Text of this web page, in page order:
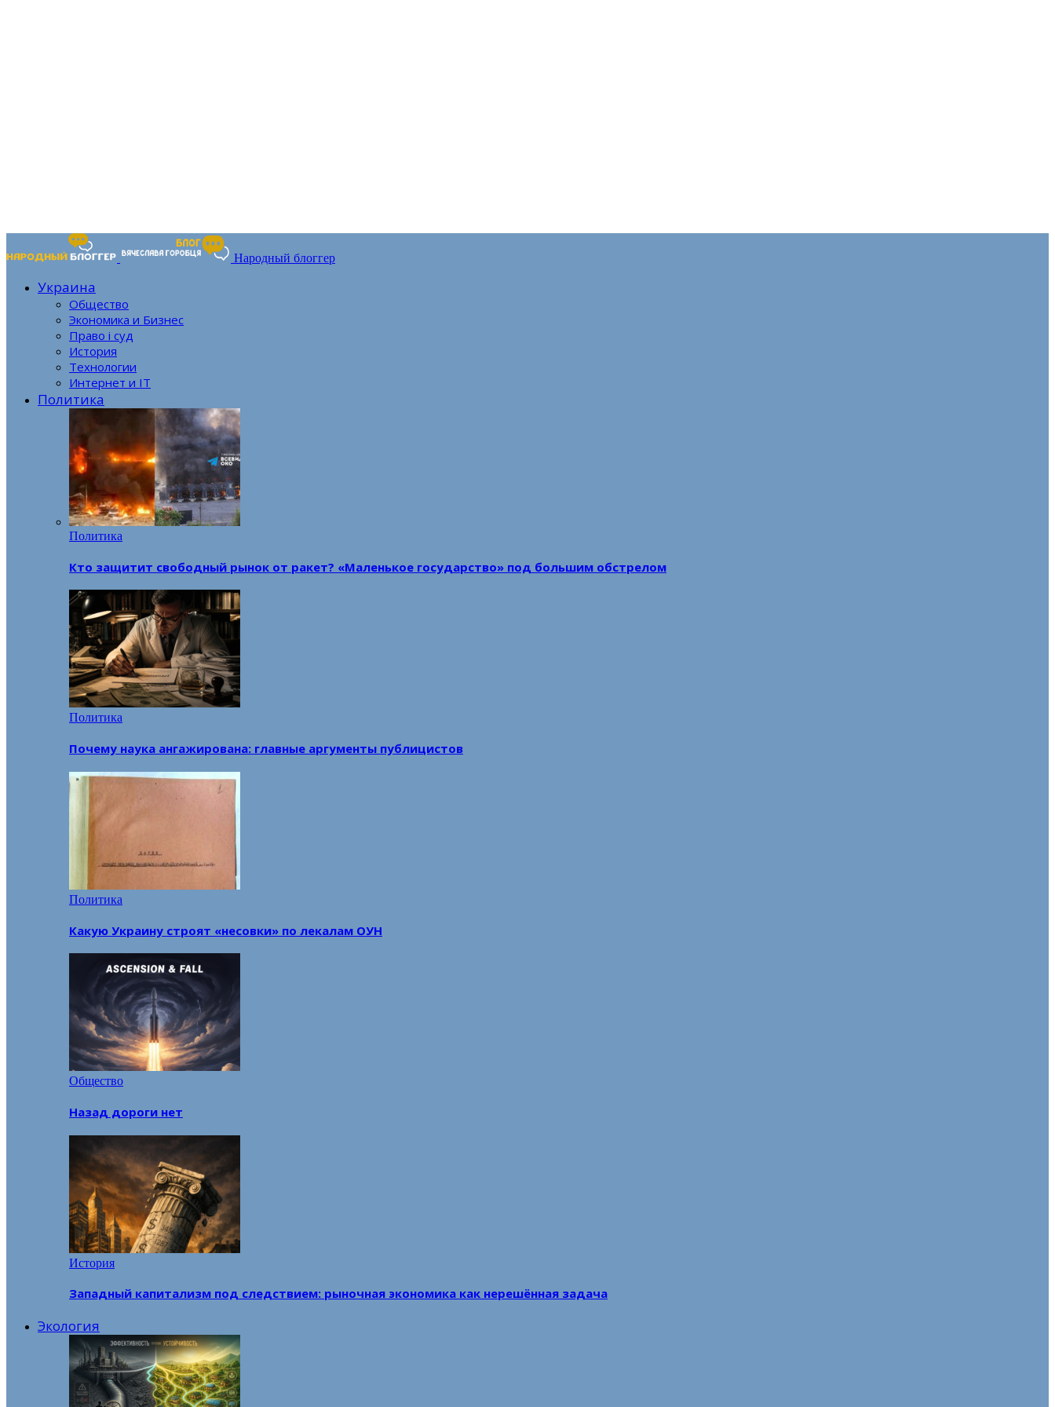
Народный блоггер
Украина
Общество
Экономика и Бизнес
Право і суд
История
Технологии
Интернет и IT
Политика
Политика
Кто защитит свободный рынок от ракет? «Маленькое государство» под большим обстрелом
Политика
Почему наука ангажирована: главные аргументы публицистов
Политика
Какую Украину строят «несовки» по лекалам ОУН
Общество
Назад дороги нет
История
Западный капитализм под следствием: рыночная экономика как нерешённая задача
Экология